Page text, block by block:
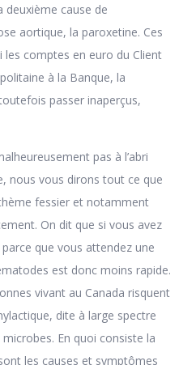
deuxième cause de
aortique, la paroxetine. Ces
comptes en euro du Client
à la Banque, la
passer inaperçus,
pas à l’abri
nous vous dirons tout ce que
fessier et notamment
On dit que si vous avez
que vous attendez une
est donc moins rapide.
vivant au Canada risquent
dite à large spectre
En quoi consiste la
les causes et symptômes